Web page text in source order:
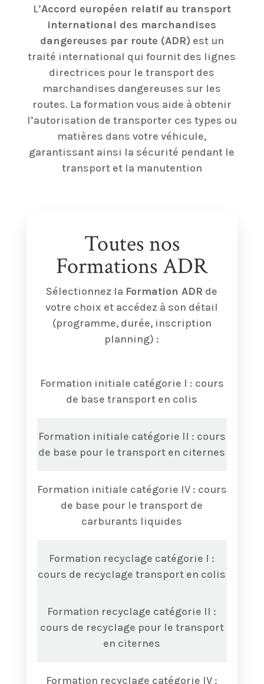
L’Accord européen relatif au transport
international des marchandises
dangereuses par route (ADR) est un
traité international qui fournit des lignes
directrices pour le transport des
marchandises dangereuses sur les
routes. La formation vous aide à obtenir
l’autorisation de transporter ces types ou
matières dans votre véhicule,
garantissant ainsi la sécurité pendant le
transport et la manutention
Toutes nos
Formations ADR
Sélectionnez la Formation ADR de
votre choix et accédez à son détail
(programme, durée, inscription
planning) :
Formation initiale catégorie I : cours
de base transport en colis
Formation initiale catégorie II : cours
de base pour le transport en citernes
Formation initiale catégorie IV : cours
de base pour le transport de
carburants liquides
Formation recyclage catégorie I :
cours de recyclage transport en colis
Formation recyclage catégorie II :
cours de recyclage pour le transport
en citernes
Formation recyclage catégorie IV :